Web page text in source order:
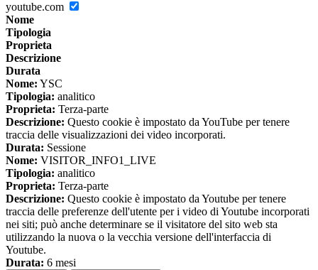
youtube.com
Nome
Tipologia
Proprieta
Descrizione
Durata
Nome: YSC
Tipologia: analitico
Proprieta: Terza-parte
Descrizione: Questo cookie è impostato da YouTube per tenere
traccia delle visualizzazioni dei video incorporati.
Durata: Sessione
Nome: VISITOR_INFO1_LIVE
Tipologia: analitico
Proprieta: Terza-parte
Descrizione: Questo cookie è impostato da Youtube per tenere
traccia delle preferenze dell'utente per i video di Youtube incorporati
nei siti; può anche determinare se il visitatore del sito web sta
utilizzando la nuova o la vecchia versione dell'interfaccia di
Youtube.
Durata: 6 mesi